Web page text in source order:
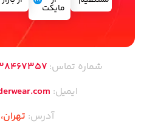
مایکت
شماره تماس:
ایمیل:
آدرس: